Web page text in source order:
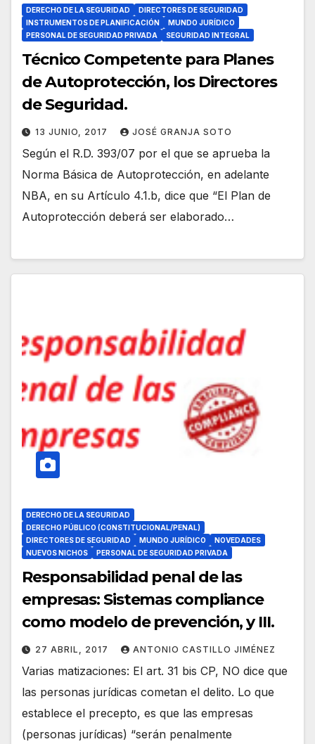
DERECHO DE LA SEGURIDAD
DIRECTORES DE SEGURIDAD
INSTRUMENTOS DE PLANIFICACIÓN
MUNDO JURÍDICO
PERSONAL DE SEGURIDAD PRIVADA
SEGURIDAD INTEGRAL
Técnico Competente para Planes
de Autoprotección, los Directores
de Seguridad.
13 JUNIO, 2017 JOSÉ GRANJA SOTO
Según el R.D. 393/07 por el que se aprueba la
Norma Básica de Autoprotección, en adelante
NBA, en su Artículo 4.1.b, dice que “El Plan de
Autoprotección deberá ser elaborado…
DERECHO DE LA SEGURIDAD
DERECHO PÚBLICO (CONSTITUCIONAL/PENAL)
DIRECTORES DE SEGURIDAD
MUNDO JURÍDICO
NOVEDADES
NUEVOS NICHOS
PERSONAL DE SEGURIDAD PRIVADA
Responsabilidad penal de las
empresas: Sistemas compliance
como modelo de prevención, y III.
27 ABRIL, 2017 ANTONIO CASTILLO JIMÉNEZ
Varias matizaciones: El art. 31 bis CP, NO dice que
las personas jurídicas cometan el delito. Lo que
establece el precepto, es que las empresas
(personas jurídicas) “serán penalmente